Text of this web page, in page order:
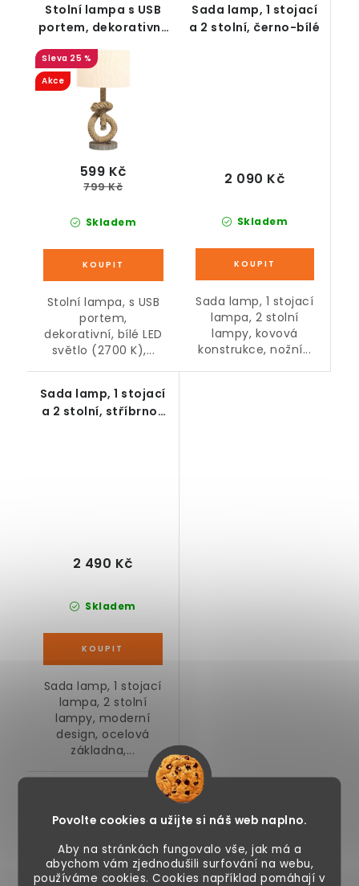
Povolte cookies a užijte si náš web naplno.
Aby na stránkách fungovalo vše, jak má a
abychom vám zjednodušili surfování na webu,
používáme cookies. Cookies například pomáhají v
Stolní lampa s USB
portem, dekorativní,
25 %
Akce
Skladem
599 Kč
799 Kč
Stolní lampa, s USB
portem,
dekorativní, bílé LED
světlo (2700 K),...
Sada lamp, 1 stojací
a 2 stolní, černo-bílé
Skladem
2 090 Kč
Sada lamp, 1 stojací
lampa, 2 stolní
lampy, kovová
konstrukce, nožní...
Sada lamp, 1 stojací
a 2 stolní, stříbrno-
Skladem
2 490 Kč
Sada lamp, 1 stojací
lampa, 2 stolní
lampy, moderní
design, ocelová
základna,...
Podobné produkty
Noční stolek Noční stolek